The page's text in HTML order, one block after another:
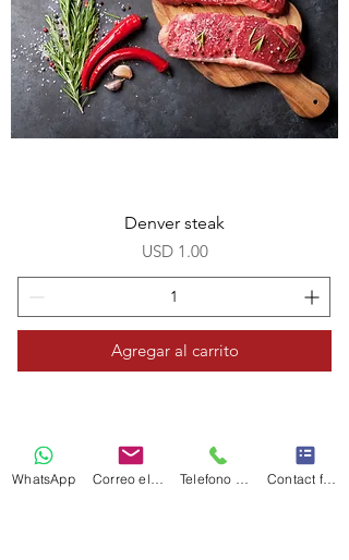
Denver steak
Precio
USD 1.00
Agregar al carrito
WhatsApp Contact form